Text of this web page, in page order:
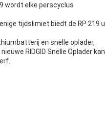
wordt elke perscyclus
tijdslimiet biedt de RP 219 u
en snelle oplader,
RIDGID Snelle Oplader kan